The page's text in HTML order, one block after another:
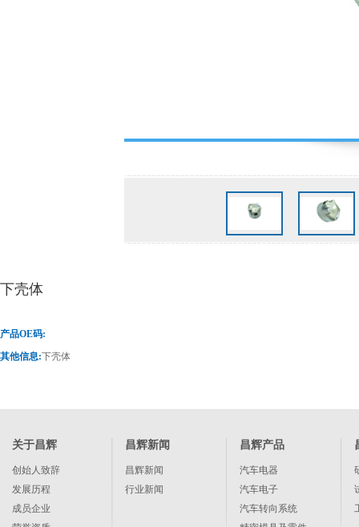
下壳体
产品OE码:
其他信息:下壳体
关于昌辉
创始人致辞
发展历程
成员企业
昌辉新闻
昌辉新闻
行业新闻
昌辉产品
汽车电器
汽车电子
汽车转向系统